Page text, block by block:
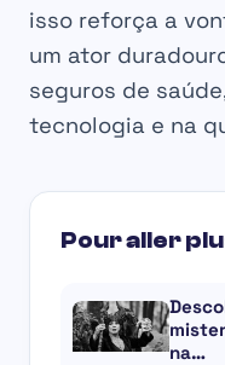
isso reforça a
um ator
seguros de
tecnologia e na
Pour aller
na…